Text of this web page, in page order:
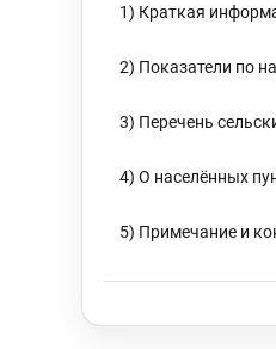
1) Краткая
2) Показатели по
3) Перечень
4) О населённых
5) Примечание и